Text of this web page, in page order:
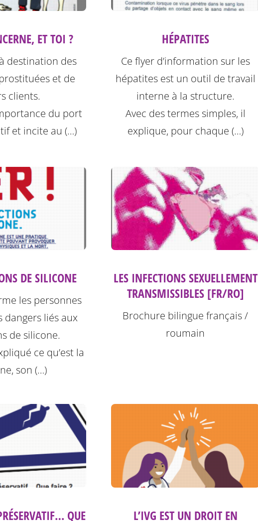
ET TOI ?
destination des
et de
clients.
du port
et incite au (…)
HÉPATITES
Ce flyer d’information sur les
hépatites est un outil de travail
interne à la structure.
Avec des termes simples, il
explique, pour chaque (…)
DE SILICONE
les personnes
dangers liés aux
de silicone.
ce qu’est la
son (…)
LES INFECTIONS SEXUELLEMENT
TRANSMISSIBLES [FR/RO]
Brochure bilingue français /
roumain
QUE L’IVG EST UN DROIT EN